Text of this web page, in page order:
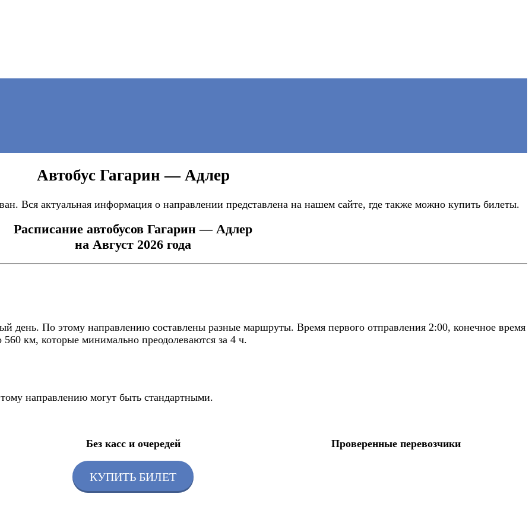
Автобус Гагарин — Адлер
Вся актуальная информация о направлении представлена на нашем сайте, где также можно купить билеты.
Расписание автобусов Гагарин — Адлер
на Август 2026 года
день. По этому направлению составлены разные маршруты. Время первого отправления 2:00, конечное время
км, которые минимально преодолеваются за 4 ч.
направлению могут быть стандартными.
Без касс и очередей Проверенные перевозчики
КУПИТЬ БИЛЕТ